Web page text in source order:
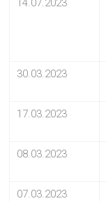
14.07.2023
30.03.2023
17.03.2023
08.03.2023
07.03.2023